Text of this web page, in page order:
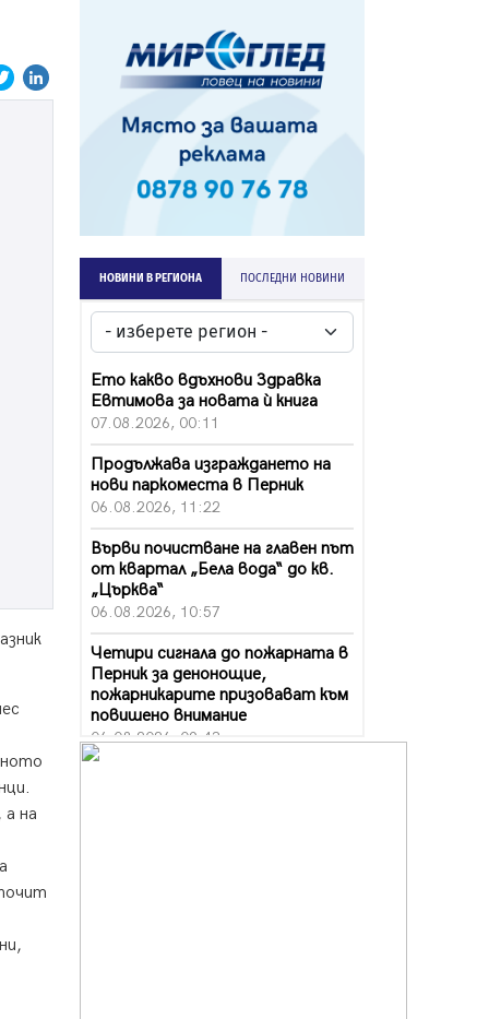
а на
НОВИНИ В РЕГИОНА ПОСЛЕДНИ НОВИНИ
Ето какво вдъхнови Здравка
Евтимова за новата ѝ книга
07.08.2026, 00:11
Продължава изграждането на
нови паркоместа в Перник
06.08.2026, 11:22
Върви почистване на главен път
от квартал „Бела вода“ до кв.
„Църква“
06.08.2026, 10:57
Четири сигнала до пожарната в
Перник за денонощие,
пожарникарите призовават към
повишено внимание
06.08.2026, 09:43